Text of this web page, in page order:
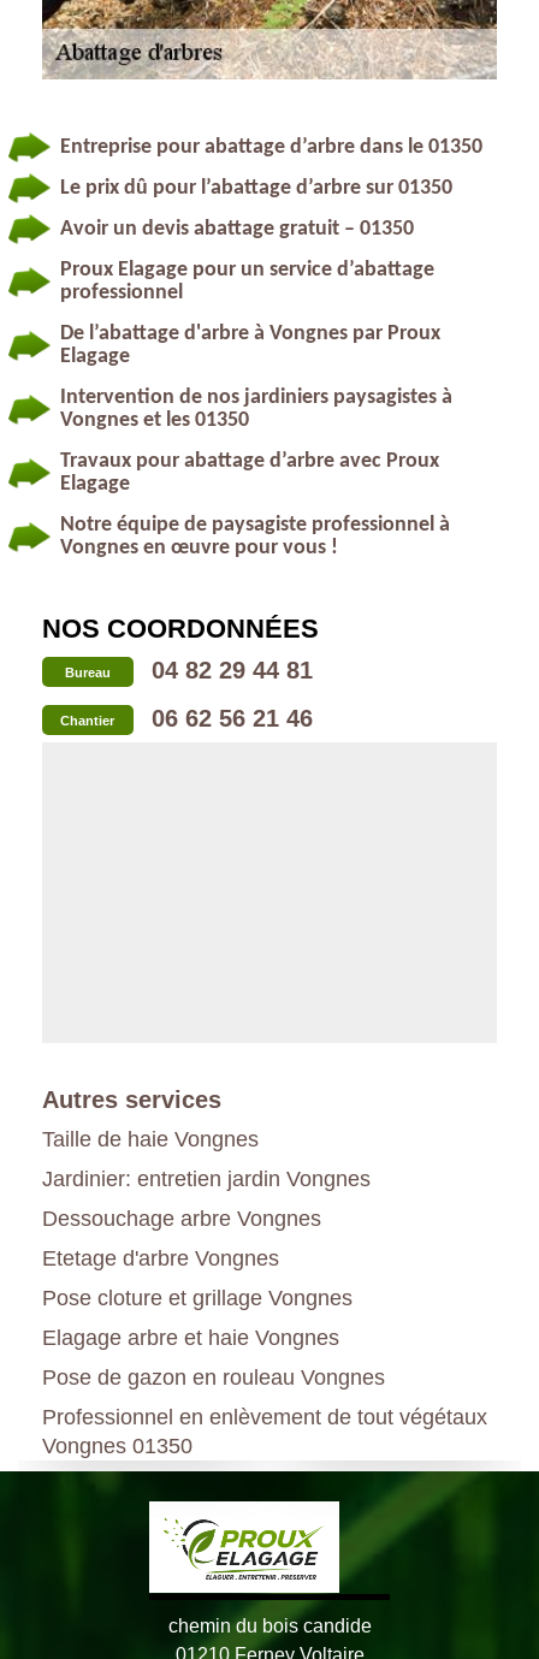
Entreprise pour abattage d’arbre dans le 01350
Le prix dû pour l’abattage d’arbre sur 01350
Avoir un devis abattage gratuit – 01350
Proux Elagage pour un service d’abattage
professionnel
De l’abattage d'arbre à Vongnes par Proux
Elagage
Intervention de nos jardiniers paysagistes à
Vongnes et les 01350
Travaux pour abattage d’arbre avec Proux
Elagage
Notre équipe de paysagiste professionnel à
Vongnes en œuvre pour vous !
NOS COORDONNÉES
Bureau 04 82 29 44 81
Chantier 06 62 56 21 46
Autres services
Taille de haie Vongnes
Jardinier: entretien jardin Vongnes
Dessouchage arbre Vongnes
Etetage d'arbre Vongnes
Pose cloture et grillage Vongnes
Elagage arbre et haie Vongnes
Pose de gazon en rouleau Vongnes
Professionnel en enlèvement de tout végétaux
Vongnes 01350
chemin du bois candide
01210 Ferney Voltaire